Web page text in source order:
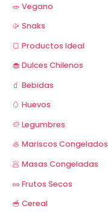
🥗 Vegano
🥠 Snaks
🍞 Productos Ideal
🧁 Dulces Chilenos
🧃 Bebidas
🥚 Huevos
🥔 Legumbres
🦪 Mariscos Congelados
🥟 Masas Congeladas
🥜 Frutos Secos
🥣 Cereal